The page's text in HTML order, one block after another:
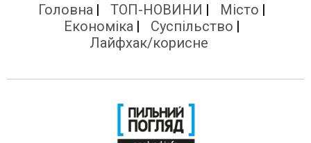
Головна ТОП-НОВИНИ
Місто
Економіка
Суспільство
Лайфхак/корисне